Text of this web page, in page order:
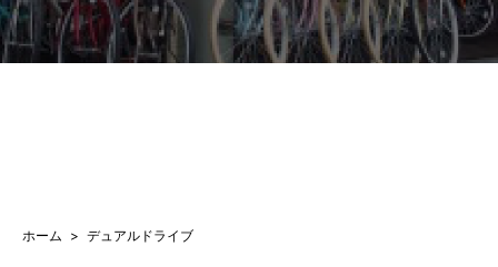
ホーム デュアルドライブ